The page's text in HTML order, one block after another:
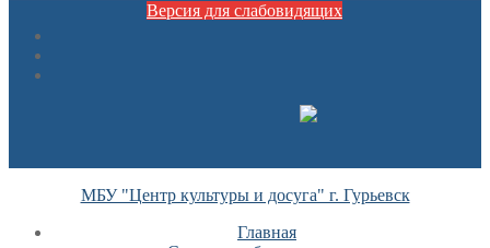
Версия для слабовидящих
МБУ "Центр культуры и досуга" г. Гурьевск
Главная